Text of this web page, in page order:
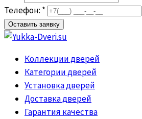
Телефон: *
Коллекции дверей
Категории дверей
Установка дверей
Доставка дверей
Гарантия качества